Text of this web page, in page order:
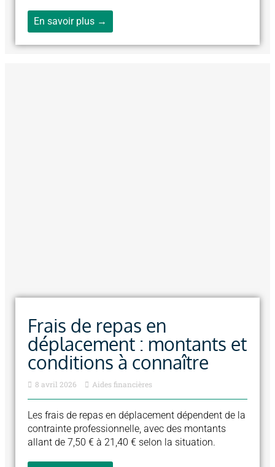
En savoir plus →
Frais de repas en
déplacement : montants et
conditions à connaître
8 avril 2026 Aides financières
Les frais de repas en déplacement dépendent de la
contrainte professionnelle, avec des montants
allant de 7,50 € à 21,40 € selon la situation.